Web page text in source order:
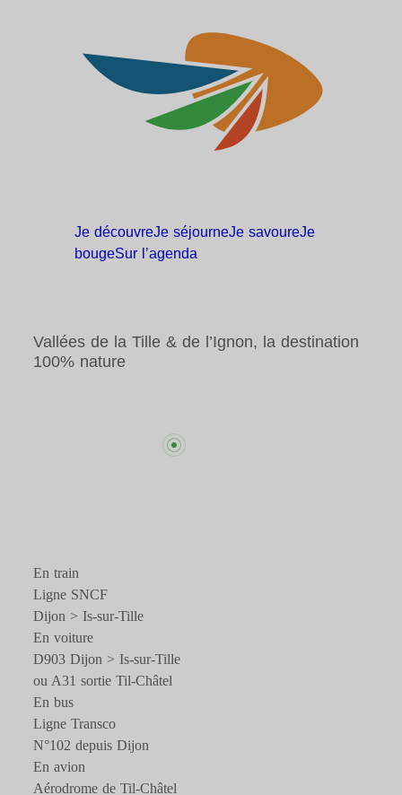
Je découvreJe séjourneJe savoureJe
bougeSur l’agenda
Vallées de la Tille & de l’Ignon, la destination
100% nature
En train
Ligne SNCF
Dijon > Is-sur-Tille
En voiture
D903 Dijon > Is-sur-Tille
ou A31 sortie Til-Châtel
En bus
Ligne Transco
N°102 depuis Dijon
En avion
Aérodrome de Til-Châtel